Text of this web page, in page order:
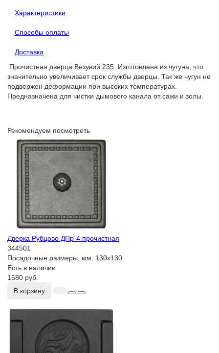
Характеристики
Способы оплаты
Доставка
Прочистная дверца Везувий 235. Изготовлена из чугуна, что
значительно увеличивает срок службы дверцы. Так же чугун не
подвержен деформации при высоких температурах.
Предназначена для чистки дымового канала от сажи и золы.
Рекомендуем посмотреть
Дверка Рубцово ДПр-4 прочистная
344501
Посадочные размеры, мм: 130x130
Есть в наличии
1580 руб.
В корзину